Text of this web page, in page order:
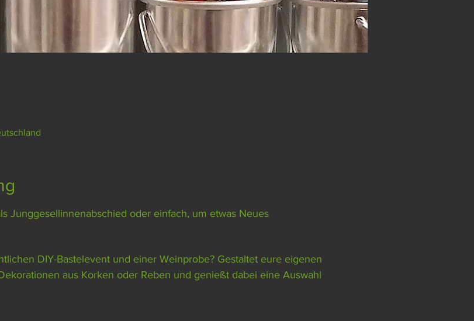
Junggesellinnenabschied oder einfach, um etwas Neues
aus Korken oder Reben und genießt dabei eine Auswahl